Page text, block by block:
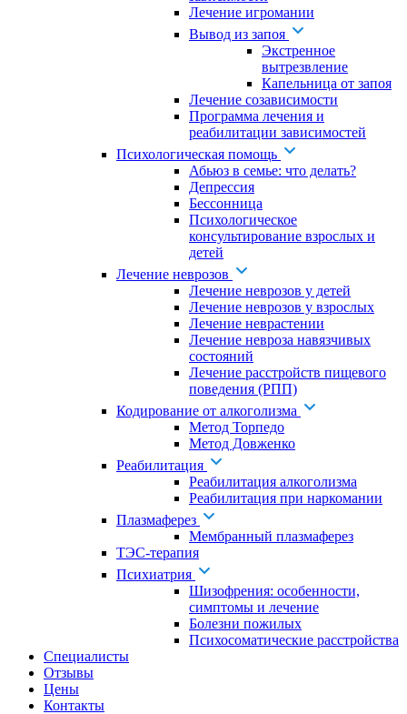
Лечение игромании
Вывод из запоя
Экстренное
вытрезвление
Капельница от запоя
Лечение созависимости
Программа лечения и
реабилитации зависимостей
Психологическая помощь
Абьюз в семье: что делать?
Депрессия
Бессонница
Психологическое
консультирование взрослых и
детей
Лечение неврозов
Лечение неврозов у детей
Лечение неврозов у взрослых
Лечение неврастении
Лечение невроза навязчивых
состояний
Лечение расстройств пищевого
поведения (РПП)
Кодирование от алкоголизма
Метод Торпедо
Метод Довженко
Реабилитация
Реабилитация алкоголизма
Реабилитация при наркомании
Плазмаферез
Мембранный плазмаферез
ТЭС-терапия
Психиатрия
Шизофрения: особенности,
симптомы и лечение
Болезни пожилых
Психосоматические расстройства
Специалисты
Отзывы
Цены
Контакты